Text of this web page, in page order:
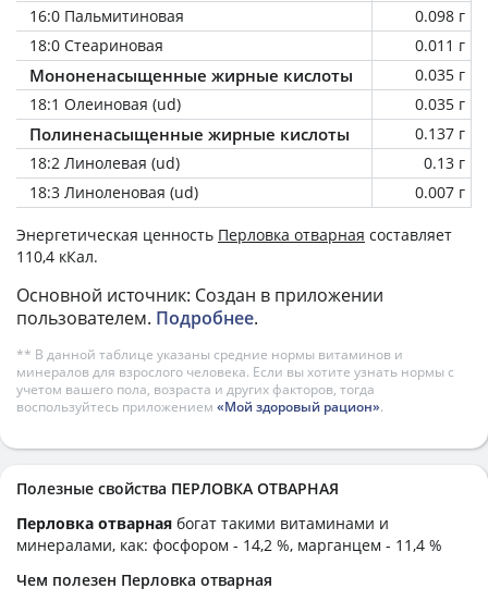
16:0 Пальмитиновая
0.098 г
18:0 Стеариновая
0.011 г
Мононенасыщенные жирные кислоты
0.035 г
18:1 Олеиновая (ud)
0.035 г
Полиненасыщенные жирные кислоты
0.137 г
18:2 Линолевая (ud)
0.13 г
18:3 Линоленовая (ud)
0.007 г
Энергетическая ценность Перловка отварная составляет
110,4 кКал.
Основной источник: Создан в приложении
пользователем. Подробнее.
** В данной таблице указаны средние нормы витаминов и
минералов для взрослого человека. Если вы хотите узнать нормы с
учетом вашего пола, возраста и других факторов, тогда
воспользуйтесь приложением «Мой здоровый рацион».
Полезные свойства ПЕРЛОВКА ОТВАРНАЯ
Перловка отварная богат такими витаминами и
минералами, как: фосфором - 14,2 %, марганцем - 11,4 %
Чем полезен Перловка отварная